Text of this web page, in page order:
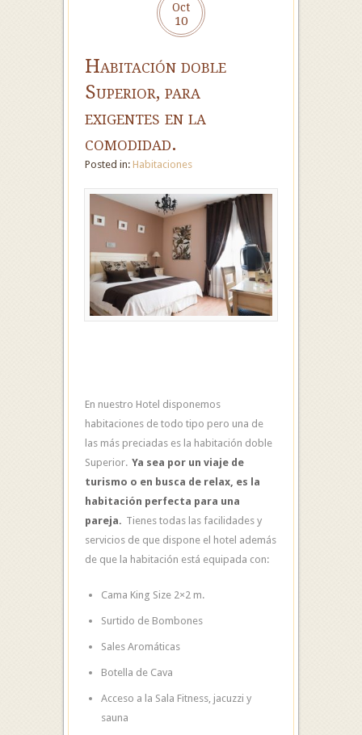
Oct
10
Habitación doble
Superior, para
exigentes en la
comodidad.
Posted in: Habitaciones
En nuestro Hotel disponemos
habitaciones de todo tipo pero una de
las más preciadas es la habitación doble
Superior. Ya sea por un viaje de
turismo o en busca de relax, es la
habitación perfecta para una
pareja. Tienes todas las facilidades y
servicios de que dispone el hotel además
de que la habitación está equipada con:
Cama King Size 2×2 m.
Surtido de Bombones
Sales Aromáticas
Botella de Cava
Acceso a la Sala Fitness, jacuzzi y
sauna